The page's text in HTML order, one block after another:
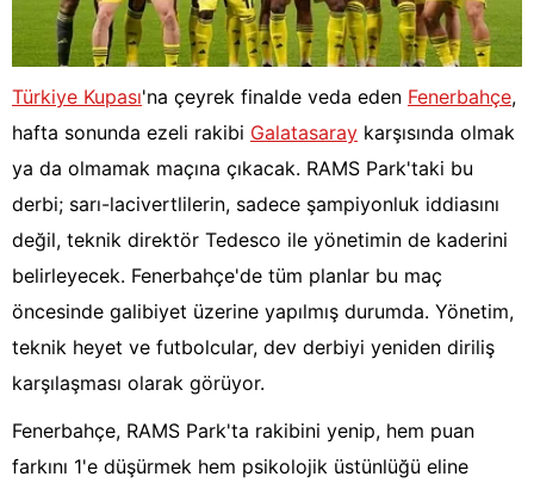
Türkiye Kupası'na çeyrek finalde veda eden Fenerbahçe,
hafta sonunda ezeli rakibi Galatasaray karşısında olmak
ya da olmamak maçına çıkacak. RAMS Park'taki bu
derbi; sarı-lacivertlilerin, sadece şampiyonluk iddiasını
değil, teknik direktör Tedesco ile yönetimin de kaderini
belirleyecek. Fenerbahçe'de tüm planlar bu maç
öncesinde galibiyet üzerine yapılmış durumda. Yönetim,
teknik heyet ve futbolcular, dev derbiyi yeniden diriliş
karşılaşması olarak görüyor.
Fenerbahçe, RAMS Park'ta rakibini yenip, hem puan
farkını 1'e düşürmek hem psikolojik üstünlüğü eline